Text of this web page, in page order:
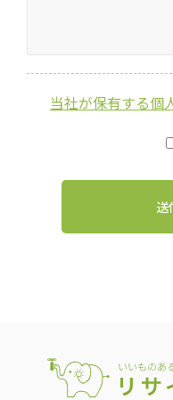
当社が保有する個
送